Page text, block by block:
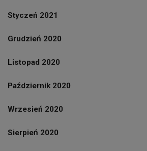
Styczeń 2021
Grudzień 2020
Listopad 2020
Październik 2020
Wrzesień 2020
Sierpień 2020